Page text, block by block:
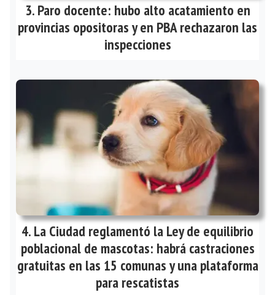
Paro docente: hubo alto acatamiento en
provincias opositoras y en PBA rechazaron las
inspecciones
La Ciudad reglamentó la Ley de equilibrio
poblacional de mascotas: habrá castraciones
gratuitas en las 15 comunas y una plataforma
para rescatistas